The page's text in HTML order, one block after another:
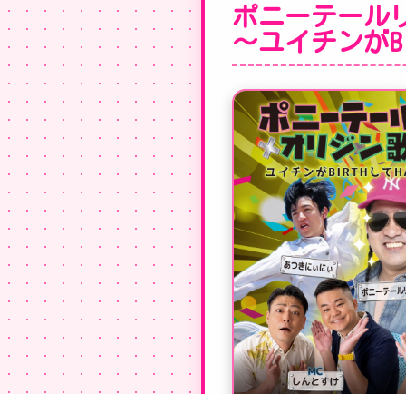
ポニーテー
〜ユイチンが